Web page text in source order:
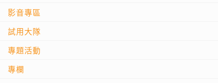
影音專區
試用大隊
專題活動
專欄